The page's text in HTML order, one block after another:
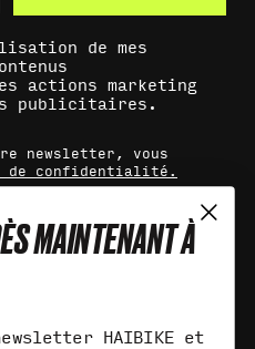
de mes
actions marketing
publicitaires.
newsletter, vous
de confidentialité.
MAINTENANT À
HAIBIKE et